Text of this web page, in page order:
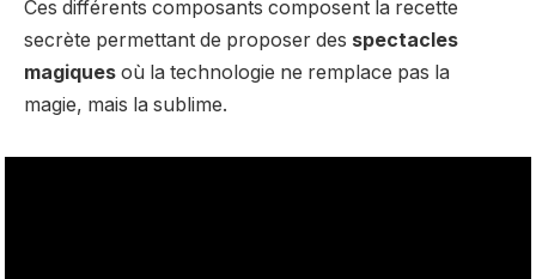
Ces différents composants composent la recette
secrète permettant de proposer des spectacles
magiques où la technologie ne remplace pas la
magie, mais la sublime.